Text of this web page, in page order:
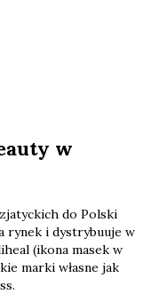
w
do Polski
rynek i dystrybuuje w
(ikona masek w
marki własne jak